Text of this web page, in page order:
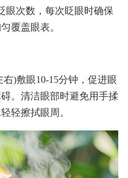
眼次数，每次眨眼时确保
覆盖眼表。
)敷眼10-15分钟，促进眼
。清洁眼部时避免用手揉
轻擦拭眼周。